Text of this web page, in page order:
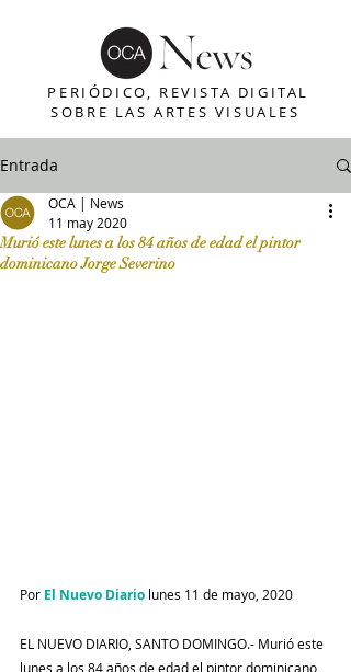
PERIÓDICO, REVISTA DIGITAL
SOBRE LAS ARTES VISUALES
Entrada
Murió este lunes a los 84 años de edad el pintor
dominicano Jorge Severino
OCA | News
11 may 2020
Por El Nuevo Diario lunes 11 de mayo, 2020
EL NUEVO DIARIO, SANTO DOMINGO.- Murió este
lunes a los 84 años de edad el pintor dominicano